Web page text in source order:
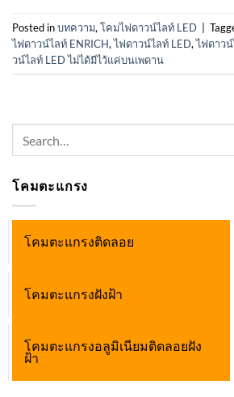
Posted inบทความ, โคมไฟดาวน์ไลท์ LED
ไฟดาวน์ไลท์ ENRICH,ไฟดาวน์ไลท์ LED,ไฟดาวน์
วน์ไลท์ LED ไม่ได้มีไว้แค่บนเพดาน
โคมตะแกรง
โคมตะแกรงติดลอย
โคมตะแกรงฝังฝ้า
โคมตะแกรงอลูมิเนียมติดลอยฝัง
ฝ้า